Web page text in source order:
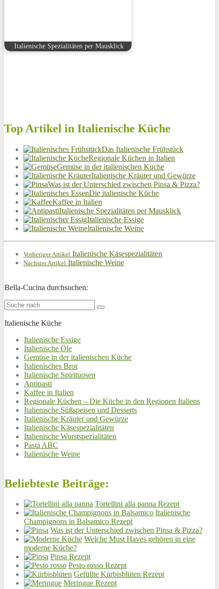
Italienische Spezialitäten per Mausklick
Top Artikel in Italienische Küche
Das Italienische Frühstück
Regionale Küchen in Italien
Gemüse in der italienischen Küche
Italienische Kräuter und Gewürze
Was ist der Unterschied zwischen Pinsa & Pizza?
Die italienische Küche
Kaffee in Italien
Italienische Spezialitäten per Mausklick
Italienische Essige
Italienische Weine
Vorheriger Artikel Italienische Käsespezialitäten
Nächster Artikel Italienische Weine
Bella-Cucina durchsuchen:
Italienische Küche
Italienische Essige
Italienische Öle
Gemüse in der italienischen Küche
Italienisches Brot
Italienische Spirituosen
Antipasti
Kaffee in Italien
Regionale Küchen – Die Küche in den Regionen Italiens
Italienische Süßspeisen und Desserts
Italienische Kräuter und Gewürze
Italienische Käsespezialitäten
Italienische Wurstspezialitäten
Pasta ABC
Italienische Weine
Beliebteste Beiträge:
Tortellini alla panna Rezept
Italienische
Champignons in Balsamico Rezept
Was ist der Unterschied zwischen Pinsa & Pizza?
Welche Must Haves gehören in eine
moderne Küche?
Pinsa Rezept
Pesto rosso Rezept
Gefüllte Kürbisblüten Rezept
Meringue Rezept